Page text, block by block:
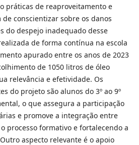
práticas de reaproveitamento e
conscientizar sobre os danos
do despejo inadequado desse
de forma contínua na escola
apurado entre os anos de 2023
de 1050 litros de óleo
relevância e efetividade. Os
do projeto são alunos do 3º ao 9º
o que assegura a participação
e promove a integração entre
processo formativo e fortalecendo a
aspecto relevante é o apoio